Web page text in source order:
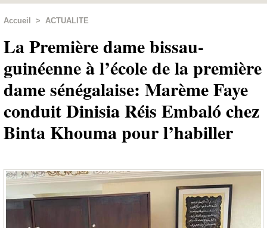
Accueil > ACTUALITE
La Première dame bissau-
guinéenne à l’école de la première
dame sénégalaise: Marème Faye
conduit Dinisia Réis Embaló chez
Binta Khouma pour l’habiller